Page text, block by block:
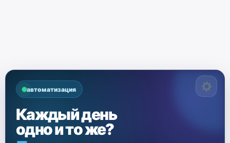
автоматизация
Каждый день
одно и то же?